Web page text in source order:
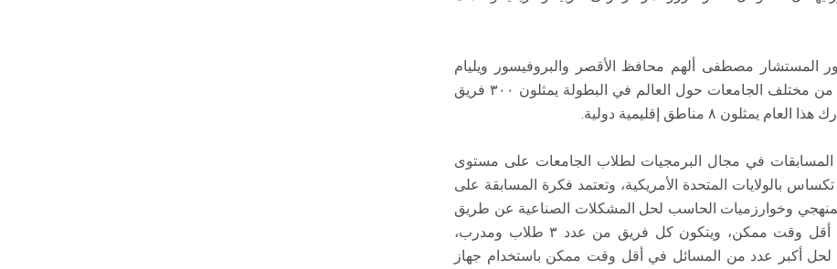
مصطفى ألهم محافظ الأقصر والبروفيسور ويليام
باوشر رئيس مؤسسة ‏ICPC، شارك ٢٥٠٠ طالب من مختلف الجامعات حول العالم في البطولة يمثلون ٣٠٠ فريق
المسابقات في مجال البرمجيات لطلاب الجامعات على مستوى
في ولاية تكساس بالولايات المتحدة الأمريكية، وتعتمد فكرة المسابقة على
وخوارزميات الحاسب لحل المشكلات الصناعية عن طريق
كتابة برنامج لحل المشكلات بأفضل طريقة في أقل وقت ممكن، ويتكون كل فريق من عدد ٣ طلاب ومدرب،
أكبر عدد من المسائل في أقل وقت ممكن باستخدام جهاز